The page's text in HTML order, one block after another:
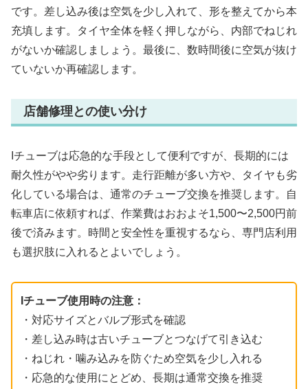
です。差し込み後は空気を少し入れて、形を整えてから本
充填します。タイヤ全体を軽く押しながら、内部でねじれ
がないか確認しましょう。最後に、数時間後に空気が抜け
ていないか再確認します。
店舗修理との使い分け
Iチューブは応急的な手段として便利ですが、長期的には
耐久性がやや劣ります。走行距離が多い方や、タイヤも劣
化している場合は、通常のチューブ交換を推奨します。自
転車店に依頼すれば、作業費はおおよそ1,500〜2,500円前
後で済みます。時間と安全性を重視するなら、専門店利用
も選択肢に入れるとよいでしょう。
Iチューブ使用時の注意：
・対応サイズとバルブ形式を確認
・差し込み時は古いチューブとつなげて引き込む
・ねじれ・噛み込みを防ぐため空気を少し入れる
・応急的な使用にとどめ、長期は通常交換を推奨